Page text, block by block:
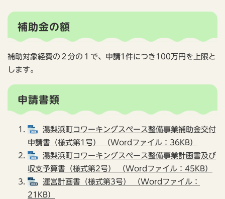
補助金の額
補助対象経費の２分の１で、申請1件につき100万円を上限と
します。
申請書類
湯梨浜町コワーキングスペース整備事業補助金交付
申請書（様式第1号） （Wordファイル：36KB）
湯梨浜町コワーキングスペース整備事業計画書及び
収支予算書（様式第2号） （Wordファイル：45KB）
運営計画書（様式第3号） （Wordファイル：
21KB）